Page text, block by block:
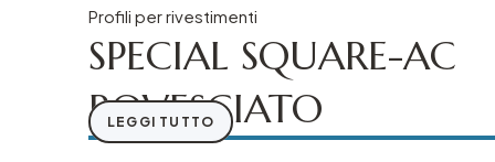
Profili per rivestimenti
SPECIAL SQUARE-AC
ROVESCIATO
LEGGI TUTTO